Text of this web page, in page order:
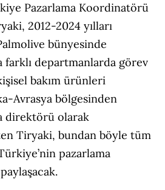
Pazarlama Koordinatörü
2012-2024 yılları
bünyesinde
farklı departmanlarda görev
bakım ürünleri
Avrasya bölgesinden
direktörü olarak
Tiryaki, bundan böyle tüm
pazarlama